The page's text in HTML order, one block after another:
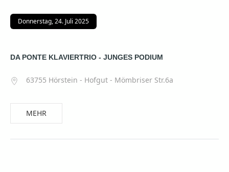
Donnerstag, 24. Juli 2025
DA PONTE KLAVIERTRIO - JUNGES PODIUM
63755 Hörstein - Hofgut - Mömbriser Str.6a
MEHR